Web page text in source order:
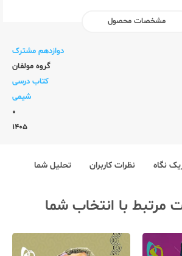
مشخصات محصول
دوازدهم مشترک
گروه مولفان
کتاب درسی
شیمی
0
1405
نگاه نظرات کاربران تحلیل شما
مرتبط با انتخاب شما